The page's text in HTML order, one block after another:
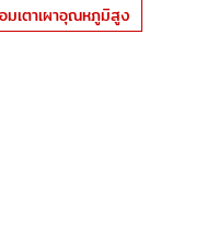
มเตาเผาอุณหภูมิสูง